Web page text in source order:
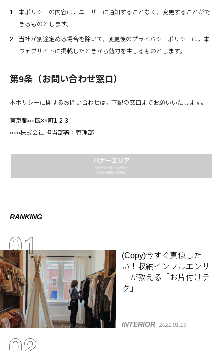
本ポリシーの内容は，ユーザーに通知することなく，変更することがで
きるものとします。
当社が別途定める場合を除いて，変更後のプライバシーポリシーは，本
ウェブサイトに掲載したときから効力を生じるものとします。
第9条（お問い合わせ窓口）
本ポリシーに関するお問い合わせは，下記の窓口までお願いいたします。
東京都○○区××町1-2-3
○○○株式会社 担当部署：管理部
RANKING
(Copy)今すぐ真似した
い！収納インフルエンサ
ーが教える「お片付けテ
ク」
INTERIOR 2021.01.19